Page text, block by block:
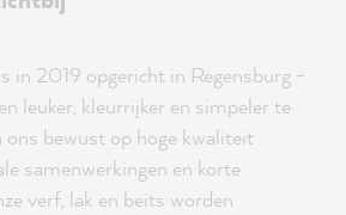
in 2019 opgericht in Regensburg -
leuker, kleurrijker en simpeler te
ons bewust op hoge kwaliteit
samenwerkingen en korte
verf, lak en beits worden